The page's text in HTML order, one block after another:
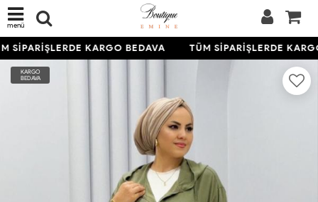
menü
SİPARİŞLERDE KARGO BEDAVA TÜM SİPARİŞLERDE
KARGO
BEDAVA